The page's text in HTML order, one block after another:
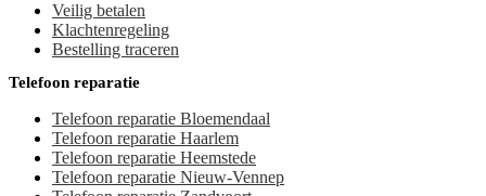
Veilig betalen
Klachtenregeling
Bestelling traceren
Telefoon reparatie
Telefoon reparatie Bloemendaal
Telefoon reparatie Haarlem
Telefoon reparatie Heemstede
Telefoon reparatie Nieuw-Vennep